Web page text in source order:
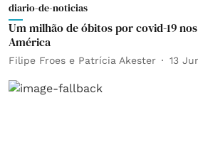
diario-de-noticias
Um milhão de óbitos por covid-19
América
Filipe Froes e Patrícia Akester 13